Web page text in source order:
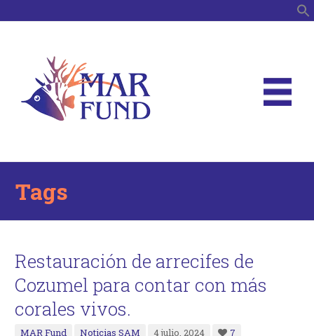
Tags
Restauración de arrecifes de
Cozumel para contar con más
corales vivos.
MAR Fund Noticias SAM 4 julio, 2024 7